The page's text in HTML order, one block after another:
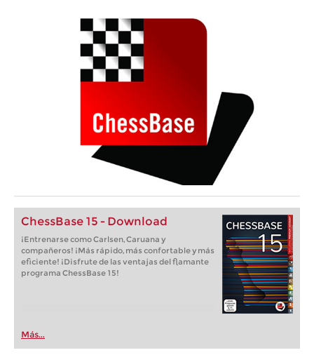
ChessBase 15 - Download
¡Entrenarse como Carlsen, Caruana y
compañeros! ¡Más rápido, más confortable y más
eficiente! ¡Disfrute de las ventajas del flamante
programa ChessBase 15!
Más...